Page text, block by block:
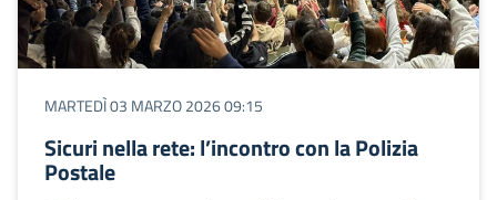
MARTEDÌ 03 MARZO 2026 09:15
Sicuri nella rete: l’incontro con la Polizia
Postale